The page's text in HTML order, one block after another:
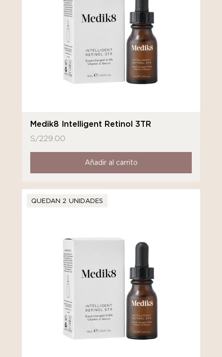
Medik8 Intelligent Retinol 3TR
S/229.00
Añadir al carrito
QUEDAN 2 UNIDADES